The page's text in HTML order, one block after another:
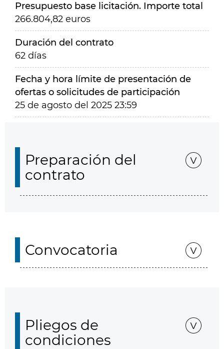
Presupuesto base licitación. Importe total
266.804,82 euros
Duración del contrato
62 días
Fecha y hora límite de presentación de
ofertas o solicitudes de participación
25 de agosto del 2025 23:59
Preparación del
contrato
Convocatoria
Pliegos de
condiciones